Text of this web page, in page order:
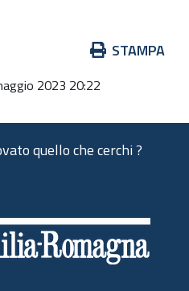
STAMPA
2023 20:22
quello che cerchi ?